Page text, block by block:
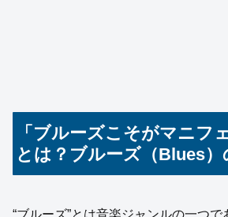
「ブルーズこそがマニフ
とは？ブルーズ（Blues）
“ブルーズ”とは音楽ジャンルの一つ